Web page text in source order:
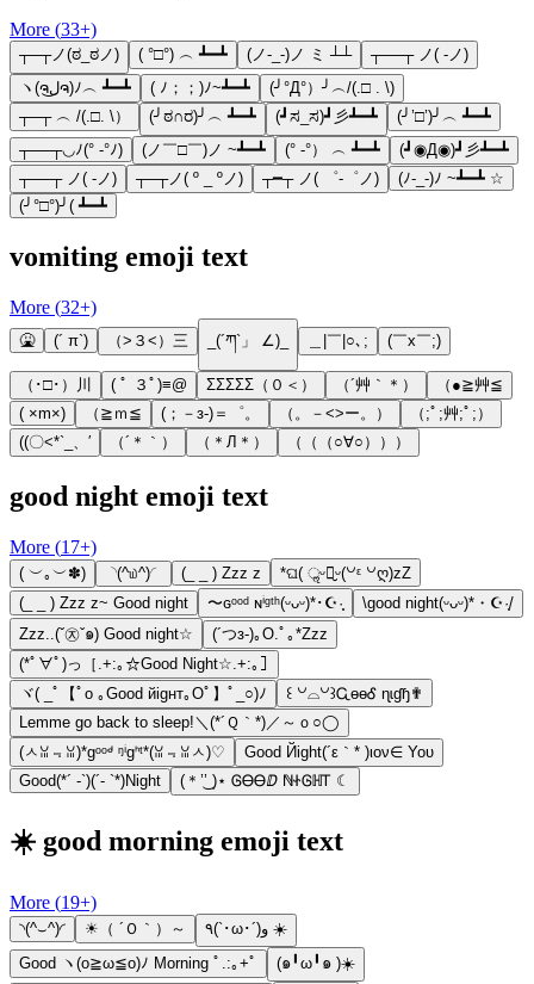
More (33+)
┬─┬ノ(ಠ_ಠノ) ( °□°) ︵ ┻━┻ (ノ-_-)ノ ミ ┴┴
┬──┬ ノ( -ノ)
ヽ(ຈل͜ຈ)ﾉ︵ ┻━┻
( ﾉ；；)ﾉ~┻━┻
(╯°Д°）╯︵/(.□ . \)
┬─┬ ︵ /(.□. \）
(╯ಠ∩ರ)╯︵ ┻━┻ (┛ಸ_ಸ)┛彡┻━┻
(╯’□’)╯︵ ┻━┻
┬──┬◡ﾉ(° -°ﾉ)
(ノ￣□￣)ノ ~┻━┻ (° -°） ︵ ┻━┻
(┛◉Д◉)┛彡┻━┻
┬──┬ ノ( -ノ)
┬─┬ノ( º _ ºノ) ┬━┬ ノ( ゜-゜ノ)
(ﾉ-_-)ﾉ ~┻━┻ ☆
(╯°□°)╯( ┻━┻
vomiting emoji text
More (32+)
🤮 (´ π`) （>３<）三 _(´ཀ`」 ∠)_ ＿|￣|○､; (￣x￣;)
（･□･）川 ( ﾟ ３ﾟ)≡@ ΣΣΣΣΣ（０＜） （´艸｀＊）
（●≧艸≦
( ×m×)
（≧ｍ≦ (；－з-)＝゜。 （。－<>ー。）
（;ﾟ;艸;ﾟ;）
((〇<*`_、′
（´＊｀） （＊Л＊） （（（○∀○）））
good night emoji text
More (17+)
( ︶｡︶✽) ◝(^௰^)◜ (_ _ ) Zzz z
*ଘ( ॢᵕ꒶̮ᵕ(꒡ᵋ ꒡ღ)zZ
(_ _ ) Zzz z~ Good night
〜ɢᵒᵒᵈ ɴⁱᵍᵗʰ(ᵕᴗᵕ)*･☪︎·̩͙
\good night(ᵕᴗᵕ)*・☪︎·̩͙/
Zzz..(ˇ㉨ˇ๑) Good night☆
(´つз-)｡O.ﾟ｡*Zzz
(*ﾟ∀ﾟ)っ［.+:｡☆Good Night☆.+:｡］
ヾ( _ﾟ【ﾟo ｡Good йigнт｡Oﾟ】ﾟ_○)ﾉ
꒰ ꒡⌓꒡꒱ᏩɵɵᎴ ɳɩɠɧ✟
Lemme go back to sleep!＼(*´Ｑ｀*)／～ｏ○◯
(ㅅꈍ﹃ꈍ)*gᵒᵒᒄ ᵑⁱgᑋᵗ*(ꈍ﹃ꈍㅅ)♡
Gооd Йight(´ε｀* )ιον∈ Υου
Good(*´ -`)(´- `*)Night
(＊’͜’ )⋆ ᎶᎾᎾⅅ ℕᏐᎶℍᎢ ☾
☀️ good morning emoji text
More (19+)
◝(^⌣^)◜ ☀（ ´Ｏ｀）～
٩(`･ω･´)و ☀️
Good ヽ(o≧ω≦o)ﾉ Morning ﾟ.:｡+ﾟ
(๑╹ω╹๑ )☀️